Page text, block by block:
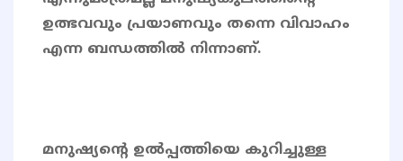
ഉത്ഭവവും പ്രയാണവും തന്നെ വിവാഹം
എന്ന ബന്ധത്തിൽ നിന്നാണ്.
മനുഷ്യന്റെ ഉൽപ്പത്തിയെ കുറിച്ചുള്ള